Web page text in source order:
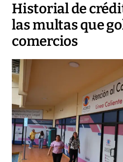
Historial de
las multas que
comercios